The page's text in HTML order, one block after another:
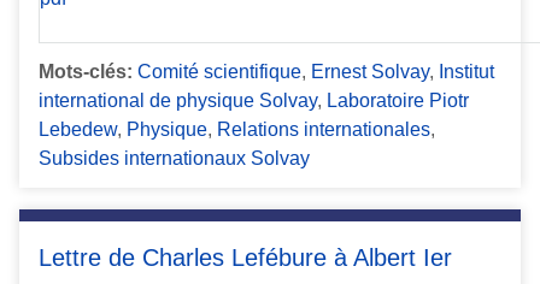
Mots-clés: Comité scientifique, Ernest Solvay, Institut
international de physique Solvay, Laboratoire Piotr
Lebedew, Physique, Relations internationales,
Subsides internationaux Solvay
Lettre de Charles Lefébure à Albert Ier